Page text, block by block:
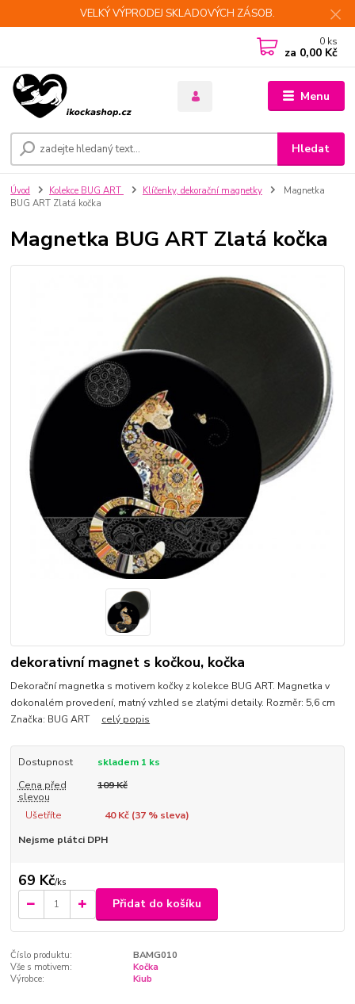
VELKÝ VÝPRODEJ SKLADOVÝCH ZÁSOB.
Menu
Hledat
0 ks
za 0,00 Kč
Úvod Kolekce BUG ART Klíčenky, dekorační magnetky
Magnetka
BUG ART Zlatá kočka
Magnetka BUG ART Zlatá kočka
dekorativní magnet s kočkou, kočka
Dekorační magnetka s motivem kočky z kolekce BUG ART. Magnetka v
dokonalém provedení, matný vzhled se zlatými detaily. Rozměr: 5,6 cm
Značka: BUG ART celý popis
Dostupnost
skladem 1 ks
Cena před
slevou
109 Kč
Ušetříte 40 Kč (37% sleva)
Nejsme plátci DPH
69 Kč/ks
Přidat do košíku
Číslo produktu:
BAMG010
Vše s motivem:
Kočka
Výrobce:
Kiub